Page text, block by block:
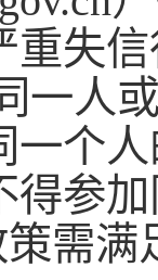
重失
一人
一个
得参
需满